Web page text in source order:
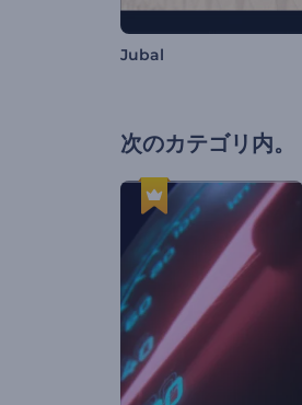
Jubal
次のカテゴリ内。